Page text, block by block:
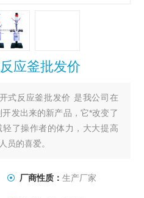
应釜批发价
式反应釜批发价 是我公司在
发出来的新产品，它*改变了
了操作者的体力，大大提高
员的喜爱。
厂商性质： 生产厂家